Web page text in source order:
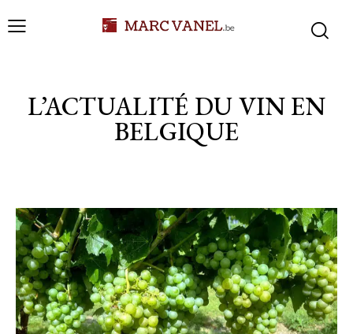
L’ACTUALITÉ DU VIN EN
BELGIQUE